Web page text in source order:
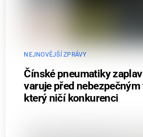
NEJNOVĚJŠÍ ZPRÁVY
Čínské pneumatiky
varuje před nebezpečným
který ničí konkurenci